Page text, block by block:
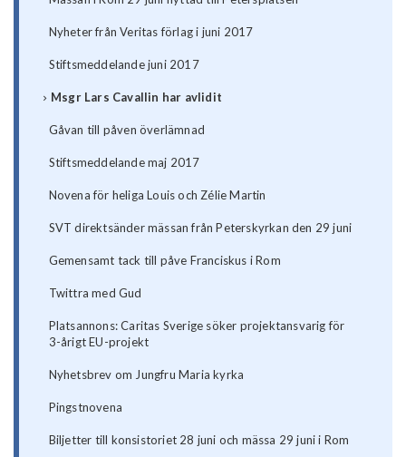
Nyheter från Veritas förlag i juni 2017
Stiftsmeddelande juni 2017
Msgr Lars Cavallin har avlidit
Gåvan till påven överlämnad
Stiftsmeddelande maj 2017
Novena för heliga Louis och Zélie Martin
SVT direktsänder mässan från Peterskyrkan den 29 juni
Gemensamt tack till påve Franciskus i Rom
Twittra med Gud
Platsannons: Caritas Sverige söker projektansvarig för
3-årigt EU-projekt
Nyhetsbrev om Jungfru Maria kyrka
Pingstnovena
Biljetter till konsistoriet 28 juni och mässa 29 juni i Rom